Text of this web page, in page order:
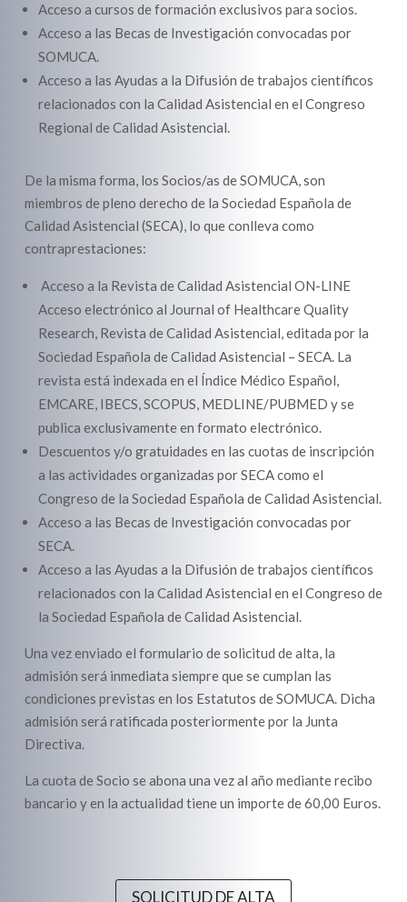
Acceso a cursos de formación exclusivos para socios.
Acceso a las Becas de Investigación convocadas por
SOMUCA.
Acceso a las Ayudas a la Difusión de trabajos científicos
relacionados con la Calidad Asistencial en el Congreso
Regional de Calidad Asistencial.
De la misma forma, los Socios/as de SOMUCA, son
miembros de pleno derecho de la Sociedad Española de
Calidad Asistencial (SECA), lo que conlleva como
contraprestaciones:
Acceso a la Revista de Calidad Asistencial ON-LINE
Acceso electrónico al Journal of Healthcare Quality
Research, Revista de Calidad Asistencial, editada por la
Sociedad Española de Calidad Asistencial – SECA. La
revista está indexada en el Índice Médico Español,
EMCARE, IBECS, SCOPUS, MEDLINE/PUBMED y se
publica exclusivamente en formato electrónico.
Descuentos y/o gratuidades en las cuotas de inscripción
a las actividades organizadas por SECA como el
Congreso de la Sociedad Española de Calidad Asistencial.
Acceso a las Becas de Investigación convocadas por
SECA.
Acceso a las Ayudas a la Difusión de trabajos científicos
relacionados con la Calidad Asistencial en el Congreso de
la Sociedad Española de Calidad Asistencial.
Una vez enviado el formulario de solicitud de alta, la
admisión será inmediata siempre que se cumplan las
condiciones previstas en los Estatutos de SOMUCA. Dicha
admisión será ratificada posteriormente por la Junta
Directiva.
La cuota de Socio se abona una vez al año mediante recibo
bancario y en la actualidad tiene un importe de 60,00 Euros.
SOLICITUD DE ALTA